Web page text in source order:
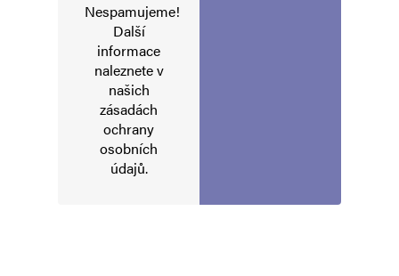
Nespamujeme!
Další
informace
naleznete v
našich
zásadách
ochrany
osobních
údajů.